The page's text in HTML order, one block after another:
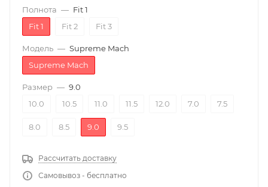
Полнота — Fit 1
Fit 1
Fit 2 Fit 3
Модель — Supreme Mach
Supreme Mach
Размер — 9.0
10.0
10.5 11.0 11.5 12.0 7.0 7.5
8.0 8.5 9.0 9.5
Рассчитать доставку
Самовывоз - бесплатно